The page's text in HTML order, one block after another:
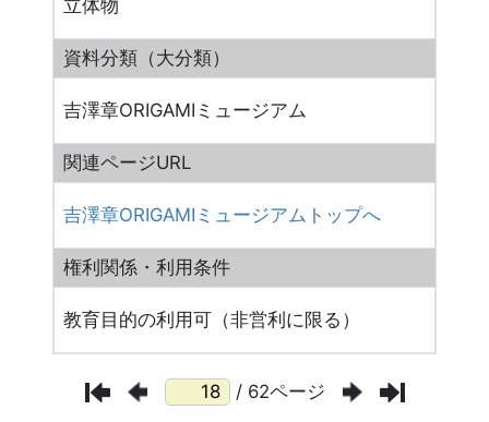
立体物
資料分類（大分類）
吉澤章ORIGAMIミュージアム
関連ページURL
吉澤章ORIGAMIミュージアムトップへ
権利関係・利用条件
教育目的の利用可（非営利に限る）
/ 62ページ